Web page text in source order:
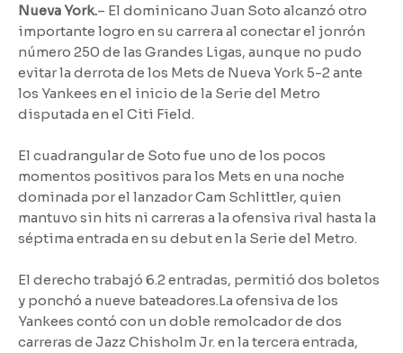
Nueva York.– El dominicano Juan Soto alcanzó otro
importante logro en su carrera al conectar el jonrón
número 250 de las Grandes Ligas, aunque no pudo
evitar la derrota de los Mets de Nueva York 5-2 ante
los Yankees en el inicio de la Serie del Metro
disputada en el Citi Field.
El cuadrangular de Soto fue uno de los pocos
momentos positivos para los Mets en una noche
dominada por el lanzador Cam Schlittler, quien
mantuvo sin hits ni carreras a la ofensiva rival hasta la
séptima entrada en su debut en la Serie del Metro.
El derecho trabajó 6.2 entradas, permitió dos boletos
y ponchó a nueve bateadores.La ofensiva de los
Yankees contó con un doble remolcador de dos
carreras de Jazz Chisholm Jr. en la tercera entrada,